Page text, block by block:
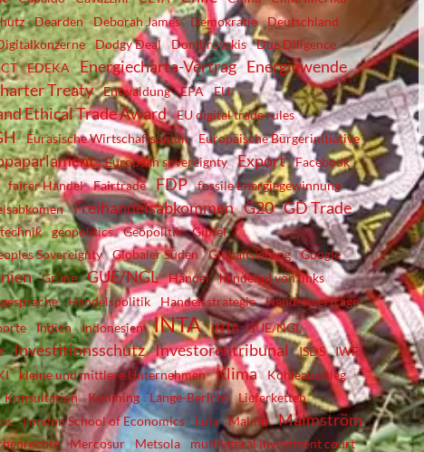
Dearden Deborah James Demokratie
Deutschland
Dodgy Deal Dombrovskis Due Diligence
EDEKA Energiecharta-Vertrag Energiewende
Treaty
Entwaldung EPA EU
Ethical Trade Award
EU digital trade rules
Eurasische Wirtschaftsunion
Europäische Bürgerinitiative
European sovereignty Export Facebook
fairer Handel Fairtrade FDP
fossile Energiegewinnung
Freihandelsabkommen G20 GD Trade
geopolitics Geopolitik
Gipfel
Sovereignty
Globaler Süden Globalisierung
Google
Grüne GUE/NGL Handel handel(n) von links
Handelspolitik Handelsstrategie
Handelsverträge
Indien Indonesien INTA
INTA; GUE/NGL
Investitionsschutz Investorentribunal ISDS
IWF
kleine und mittlere Unternehmen Klima
Kohleausstieg
Konsultation Kunming Lange-Bericht Lieferketten
London School of Economics Lula Malmö Malmström
Mercosur Metsola multilateral investment court